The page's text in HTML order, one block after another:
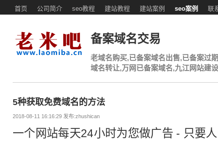
首页 公司简介 seo教程 建站教程 建站案例 seo案例 联
备案域名交易
老域名购买,已备案域名出售,已备案过
域名转让,万网已备案域名,九江网站建设
5种获取免费域名的方法
2018-08-11 16:16:29 发布:zhushican
一个网站每天24小时为您做广告 - 只要